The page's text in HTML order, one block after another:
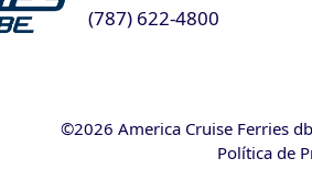
(787) 622-4800
©2026 America Cruise Ferries
Política de